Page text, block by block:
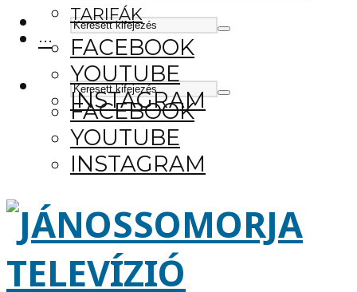
FACEBOOK
YOUTUBE
INSTAGRAM
TARIFÁK
···
FACEBOOK
YOUTUBE
INSTAGRAM